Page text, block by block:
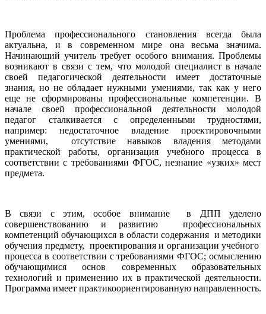
Проблема профессионального становления всегда была
актуальна, и в современном мире она весьма значима.
Начинающий учитель требует особого внимания. Проблемы
возникают в связи с тем, что молодой специалист в начале
своей педагогической деятельности имеет достаточные
знания, но не обладает нужными умениями, так как у него
еще не сформированы профессиональные компетенции. В
начале своей профессиональной деятельности молодой
педагог сталкивается с определенными трудностями,
например: недостаточное владение проектировочными
умениями, отсутствие навыков владения методами
практической работы, организация учебного процесса в
соответствии с требованиями ФГОС, незнание «узких» мест
предмета.
В связи с этим, особое внимание в ДПП уделено
совершенствованию и развитию профессиональных
компетенций обучающихся в области содержания и методики
обучения предмету, проектирования и организации учебного
процесса в соответствии с требованиями ФГОС; осмыслению
обучающимися основ современных образовательных
технологий и применению их в практической деятельности.
Программа имеет практикоориентированную направленность.